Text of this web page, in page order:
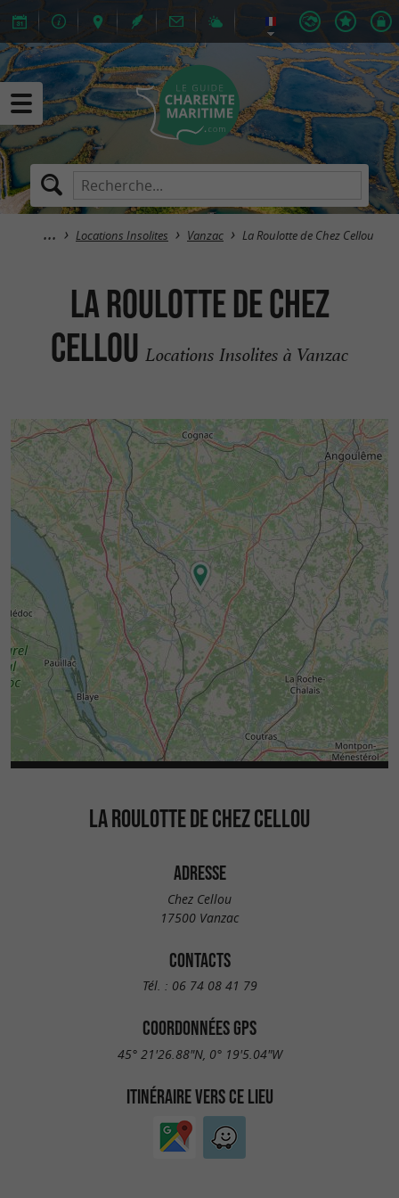
Locations Insolites Vanzac La Roulotte de Chez Cellou
La Roulotte de Chez
Cellou Locations Insolites à Vanzac
LA ROULOTTE DE CHEZ CELLOU
ADRESSE
Chez Cellou
17500 Vanzac
CONTACTS
Tél. : 06 74 08 41 79
COORDONNÉES GPS
45° 21'26.88"N, 0° 19'5.04"W
ITINÉRAIRE VERS CE LIEU